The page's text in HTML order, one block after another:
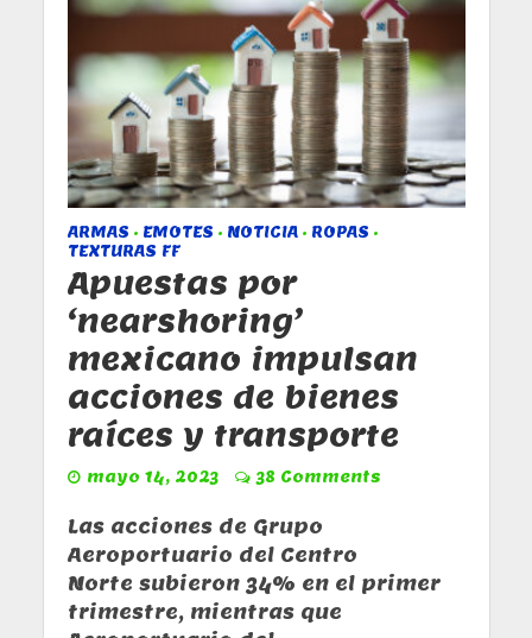
ARMAS • EMOTES • NOTICIA • ROPAS •
TEXTURAS FF
Apuestas por
‘nearshoring’
mexicano impulsan
acciones de bienes
raíces y transporte
mayo 14, 2023 38 Comments
Las acciones de Grupo
Aeroportuario del Centro
Norte subieron 34% en el primer
trimestre, mientras que